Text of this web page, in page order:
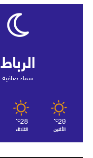
الرباط
سماء صافية
29
℃
الأثنين
28
℃
الثلاثاء